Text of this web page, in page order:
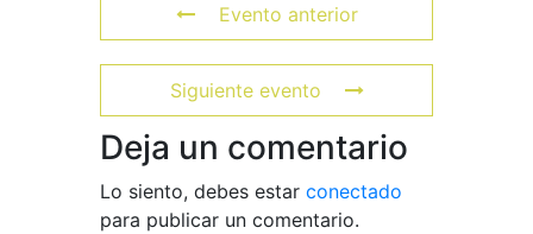
Evento anterior
Siguiente evento
Deja un comentario
Lo siento, debes estar conectado
para publicar un comentario.